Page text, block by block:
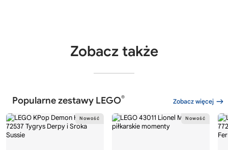
Zobacz także
Popularne zestawy LEGO® Zobacz więcej